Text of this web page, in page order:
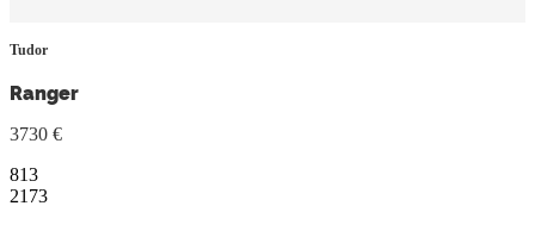
Tudor
Ranger
3730 €
813
2173